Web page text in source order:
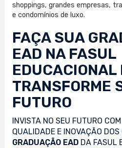
shoppings, grandes empresas,
e condomínios de luxo.
FAÇA SUA
EAD NA FASUL
EDUCACIONAL
TRANSFORME
FUTURO
INVISTA NO SEU FUTURO
QUALIDADE E INOVAÇÃO DOS
GRADUAÇÃO EAD DA FASUL